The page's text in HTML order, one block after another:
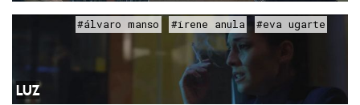
#álvaro manso #irene anula #eva ugarte
LUZ